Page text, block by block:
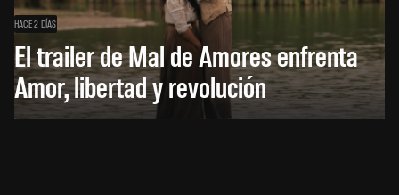
HACE 2 DÍAS
El trailer de Mal de Amores enfrenta
Amor, libertad y revolución